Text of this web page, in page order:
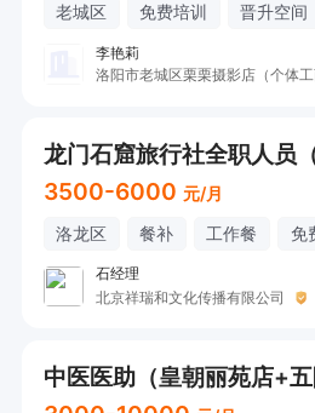
老城区 免费培训 晋升空间
李艳莉
洛阳市老城区栗栗摄影店（个体工
龙门石窟旅行社全职人员
3500-6000 元/月
洛龙区 餐补 工作餐 免
石经理
北京祥瑞和文化传播有限公司
中医医助（皇朝丽苑店+五